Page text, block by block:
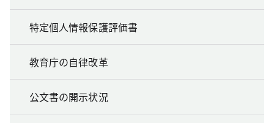
特定個人情報保護評価書
教育庁の自律改革
公文書の開示状況